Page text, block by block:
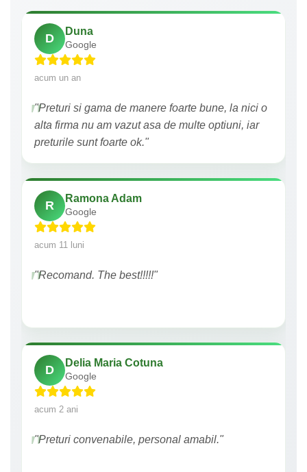
D
Duna
Google
acum un an
"Preturi si gama de manere foarte bune, la nici o
alta firma nu am vazut asa de multe optiuni, iar
preturile sunt foarte ok."
R
Ramona Adam
Google
acum 11 luni
"Recomand. The best!!!!!"
D
Delia Maria Cotuna
Google
acum 2 ani
"Preturi convenabile, personal amabil."